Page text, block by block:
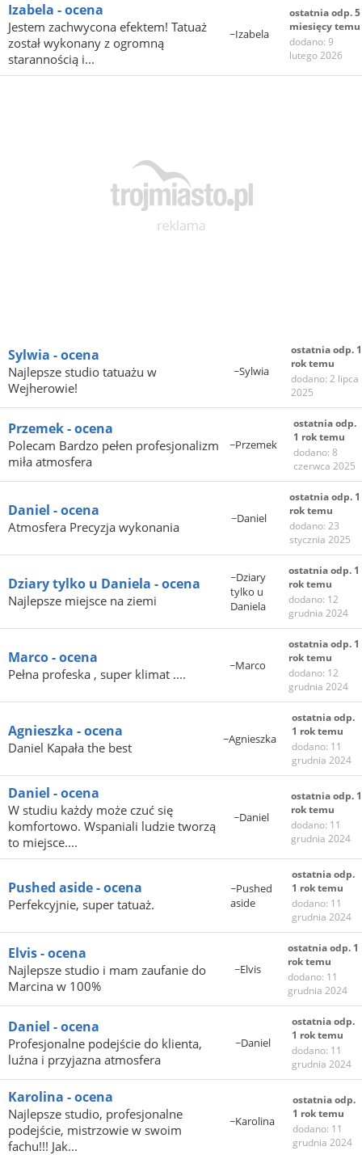
Izabela - ocena
Jestem zachwycona efektem! Tatuaż
został wykonany z ogromną
starannością i...
~Izabela
ostatnia odp. 5
miesięcy temu
dodano: 9
lutego 2026
Sylwia - ocena
Najlepsze studio tatuażu w
Wejherowie!
~Sylwia
ostatnia odp. 1
rok temu
dodano: 2 lipca
2025
Przemek - ocena
Polecam Bardzo pełen profesjonalizm
miła atmosfera
~Przemek
ostatnia odp.
1 rok temu
dodano: 8
czerwca 2025
Daniel - ocena
Atmosfera Precyzja wykonania
~Daniel
ostatnia odp. 1
rok temu
dodano: 23
stycznia 2025
Dziary tylko u Daniela - ocena
Najlepsze miejsce na ziemi ️
~Dziary
tylko u
Daniela
ostatnia odp. 1
rok temu
dodano: 12
grudnia 2024
Marco - ocena
Pełna profeska , super klimat ....
~Marco
ostatnia odp. 1
rok temu
dodano: 12
grudnia 2024
Agnieszka - ocena
Daniel Kapała the best
~Agnieszka
ostatnia odp.
1 rok temu
dodano: 11
grudnia 2024
Daniel - ocena
W studiu każdy może czuć się
komfortowo. Wspaniali ludzie tworzą
to miejsce....
~Daniel
ostatnia odp. 1
rok temu
dodano: 11
grudnia 2024
Pushed aside - ocena
Perfekcyjnie, super tatuaż.
~Pushed
aside
ostatnia odp.
1 rok temu
dodano: 11
grudnia 2024
Elvis - ocena
Najlepsze studio i mam zaufanie do
Marcina w 100%
~Elvis
ostatnia odp. 1
rok temu
dodano: 11
grudnia 2024
Daniel - ocena
Profesjonalne podejście do klienta,
luźna i przyjazna atmosfera
~Daniel
ostatnia odp.
1 rok temu
dodano: 11
grudnia 2024
Karolina - ocena
Najlepsze studio, profesjonalne
podejście, mistrzowie w swoim
fachu!!! Jak...
~Karolina
ostatnia odp.
1 rok temu
dodano: 11
grudnia 2024